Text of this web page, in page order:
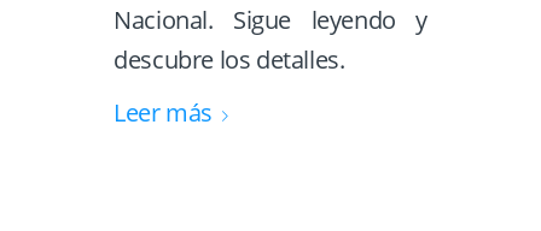
Nacional. Sigue leyendo y
descubre los detalles.
Leer más